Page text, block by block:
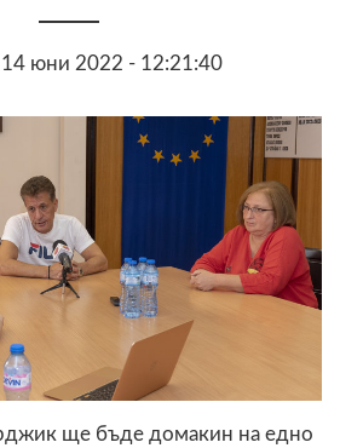
14 юни 2022 - 12:21:40
ще бъде домакин на едно